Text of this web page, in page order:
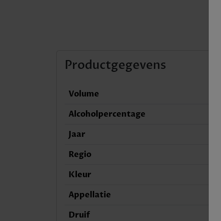
Productgegevens
Volume
Alcoholpercentage
Jaar
Regio
Kleur
Appellatie
Druif